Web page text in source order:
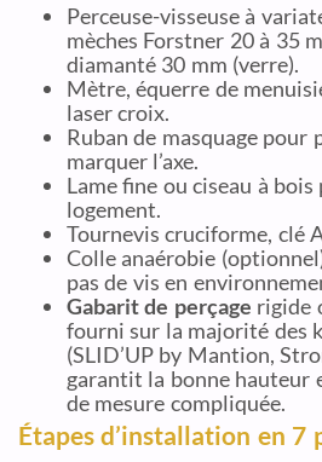
Perceuse-visseuse à
mèches Forstner 20 à 35
diamanté 30 mm (verre).
Mètre, équerre de
laser croix.
Ruban de masquage
marquer l’axe.
Lame fine ou ciseau à
logement.
Tournevis cruciforme, clé
Colle anaérobie
pas de vis en
Gabarit de perçage rigide
fourni sur la majorité des
(SLID’UP by Mantion,
garantit la bonne hauteur
de mesure compliquée.
Étapes d’installation en 7